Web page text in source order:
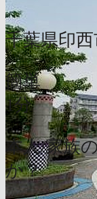
千葉県印
簡単
1分
本人/家族
か？